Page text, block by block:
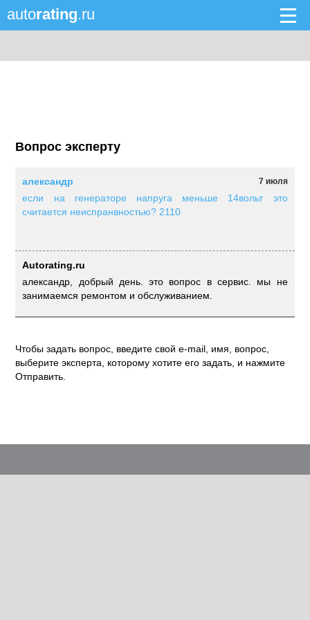
autorating.ru
Вопрос эксперту
7 июля
александр
если на генераторе напруга меньше 14вольт это
считается неиспранвностью? 2110
Autorating.ru
александр, добрый день. это вопрос в сервис. мы не
занимаемся ремонтом и обслуживанием.
Чтобы задать вопрос, введите свой e-mail, имя, вопрос,
выберите эксперта, которому хотите его задать, и нажмите
Отправить.